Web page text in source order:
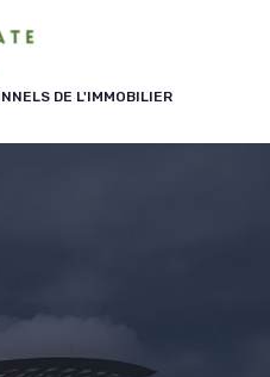
DE L'IMMOBILIER